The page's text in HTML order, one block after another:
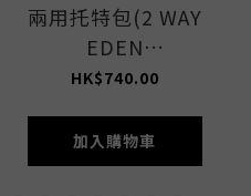
兩用托特包(2 WAY
EDEN
GREEN/STONE)
HK$740.00
加入購物車